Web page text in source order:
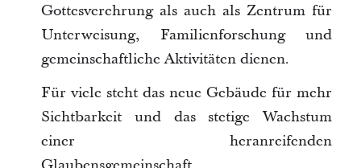
Gottesverehrung als auch als Zentrum für
Unterweisung, Familienforschung und
gemeinschaftliche Aktivitäten dienen.
Für viele steht das neue Gebäude für mehr
Sichtbarkeit und das stetige Wachstum
einer heranreifenden